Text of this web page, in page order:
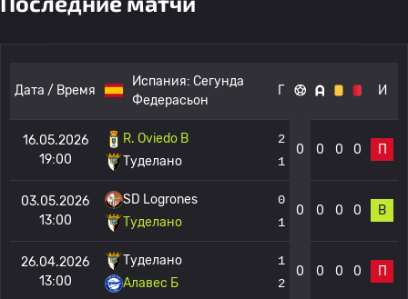
Дата / Время
Испания: Сегунда
Федерасьон
Г И
16.05.2026
19:00
R. Oviedo B
Туделано
2
1
0 0 0 0 П
03.05.2026
13:00
SD Logrones
Туделано
0
1
0 0 0 0 В
26.04.2026
13:00
Туделано
Алавес Б
1
2
0 0 0 0 П